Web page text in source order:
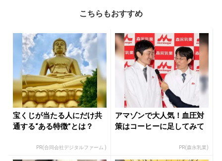
こちらもおすすめ
宝くじが当たる人にだけ共
通する“ある特徴”とは？
PR(合同会社デジタルファーム )
アマゾンで大人気！血圧対
策はコーヒーに足してみて
PR(森永乳業)